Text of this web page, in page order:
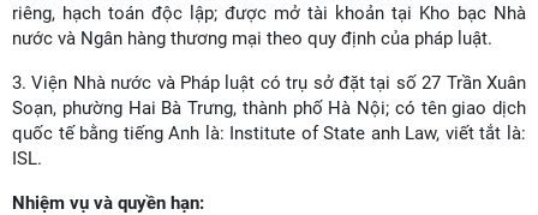
riêng, hạch toán độc lập; được mở tài khoản tại Kho bạc Nhà
nước và Ngân hàng thương mại theo quy định của pháp luật.
3. Viện Nhà nước và Pháp luật có trụ sở đặt tại số 27 Trần Xuân
Soạn, phường Hai Bà Trưng, thành phố Hà Nội; có tên giao dịch
quốc tế bằng tiếng Anh là: Institute of State anh Law, viết tắt là:
ISL.
Nhiệm vụ và quyền hạn: